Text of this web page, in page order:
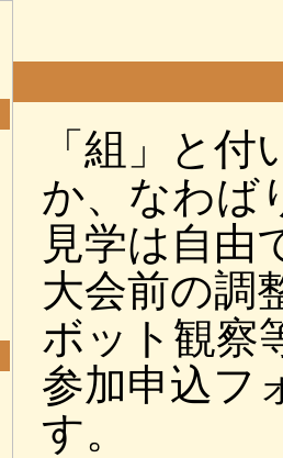
「組」と
か、なわば
見学は自由
大会前の調
ボット観察
参加申込フ
す。